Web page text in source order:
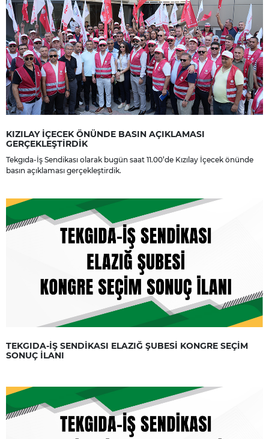
KIZILAY İÇECEK ÖNÜNDE BASIN AÇIKLAMASI
GERÇEKLEŞTİRDİK
Tekgıda-İş Sendikası olarak bugün saat 11.00’de Kızılay İçecek önünde
basın açıklaması gerçekleştirdik.
TEKGIDA-İŞ SENDİKASI ELAZIĞ ŞUBESİ KONGRE SEÇİM
SONUÇ İLANI